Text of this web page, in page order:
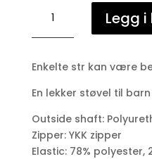
Lucky
start
Legg
Enkelte str kan være
En lekker støvel til barn
Outside shaft:
Zipper: YKK zipper
Elastic: 78% polyester,